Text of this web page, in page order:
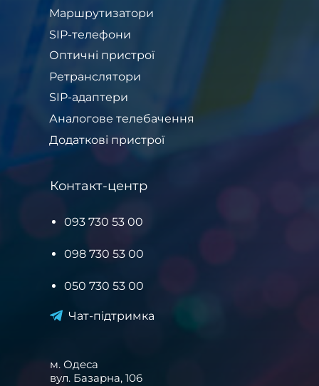
Маршрутизатори
SIP-телефони
Оптичні пристрої
Ретранслятори
SIP-адаптери
Аналогове телебачення
Додаткові пристрої
Контакт-центр
093 730 53 00
098 730 53 00
050 730 53 00
Чат-підтримка
м. Одеса
вул. Базарна, 106